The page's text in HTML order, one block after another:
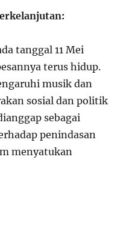
tanggal 11 Mei
terus hidup.
musik dan
sosial dan politik
sebagai
penindasan
menyatukan